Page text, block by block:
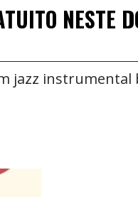
NESTE
jazz instrumental